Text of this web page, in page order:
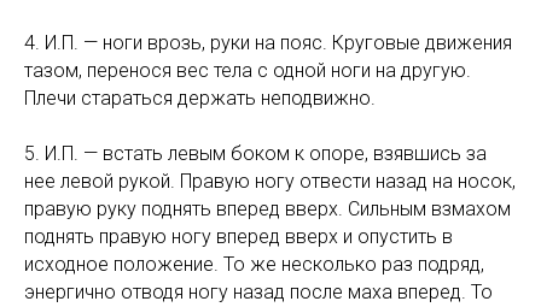
4. И.П. — ноги врозь, руки на пояс. Круговые движения
тазом, перенося вес тела с одной ноги на другую.
Плечи стараться держать неподвижно.
5. И.П. — встать левым боком к опоре, взявшись за
нее левой рукой. Правую ногу отвести назад на носок,
правую руку поднять вперед вверх. Сильным взмахом
поднять правую ногу вперед вверх и опустить в
исходное положение. То же несколько раз подряд,
энергично отводя ногу назад после маха вперед. То